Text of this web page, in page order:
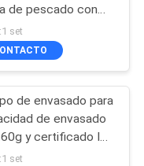
de pescado con
set
de envasado para
de envasado
y certificado IS
set